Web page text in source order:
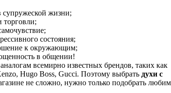
супружеской жизни;
торговли;
состояния;
к окружающим;
в общении!
всемирно известных брендов, таких как
Hugo Boss, Gucci. Поэтому выбрать духи с
не сложно, нужно только подобрать